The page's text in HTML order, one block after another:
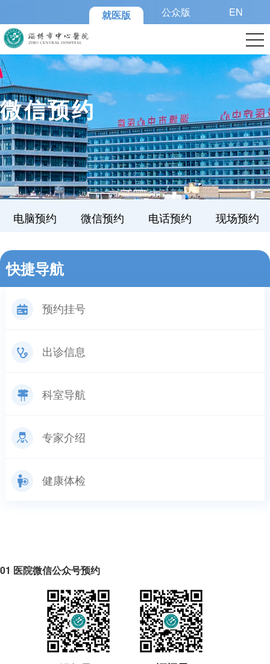
就医版 公众版 EN
微信预约
电脑预约 微信预约 电话预约 现场预约
快捷导航
预约挂号
出诊信息
科室导航
专家介绍
健康体检
01 医院微信公众号预约